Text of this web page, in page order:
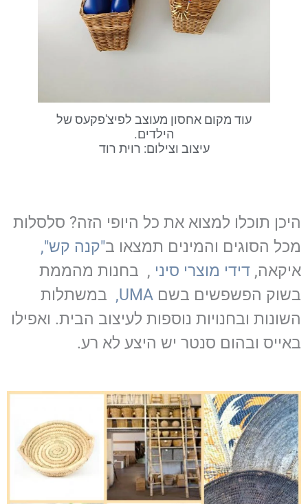
עוד מקום אחסון מעוצב לפיצ'פקעס של
הילדים.
עיצוב וצילום: רוית רוד
היכן תוכלו למצוא את כל היופי הזה? סלסלות
מכל הסוגים והמינים תמצאו ב"קנה קש",
איקאה, דידי מוצרי סיני , בחנות מהממת
בשוק הפשפשים בשם UMA,
במשתלות
השונות ובחנויות נוספות לעיצוב הבית. ואפילו
באייס ובהום סנטר יש היצע לא רע.